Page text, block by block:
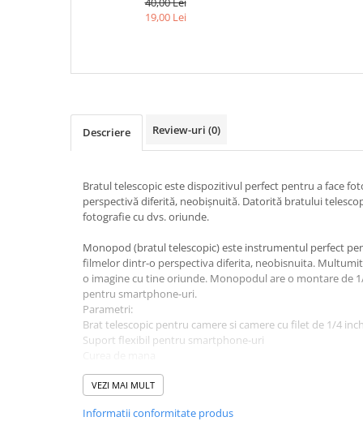
TELEFON - ROZ
19,00 Lei
Descriere Review-uri (0)
Bratul telescopic este dispozitivul perfect pentru a face
perspectivă diferită, neobișnuită. Datorită bratului
fotografie cu dvs. oriunde.
Monopod (bratul telescopic) este instrumentul perfect
filmelor dintr-o perspectiva diferita, neobisnuita.
o imagine cu tine oriunde. Monopodul are o montare de
pentru smartphone-uri.
Parametri:
Brat telescopic pentru camere si camere cu filet de 1/4 inch
Suport flexibil pentru smartphone-uri
Lungimea extensiei: 29-115 cm
Incarcare maxima: 500g
VEZI MAI MULT
Informatii conformitate produs